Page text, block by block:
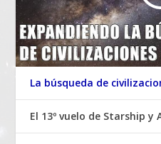
La búsqueda de
El 13º vuelo de Starship